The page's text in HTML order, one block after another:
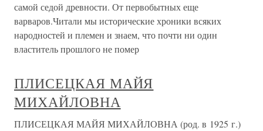
самой седой древности. От первобытных еще
варваров.Читали мы исторические хроники всяких
народностей и племен и знаем, что почти ни один
властитель прошлого не помер
ПЛИСЕЦКАЯ МАЙЯ
МИХАЙЛОВНА
ПЛИСЕЦКАЯ МАЙЯ МИХАЙЛОВНА (род. в 1925 г.)